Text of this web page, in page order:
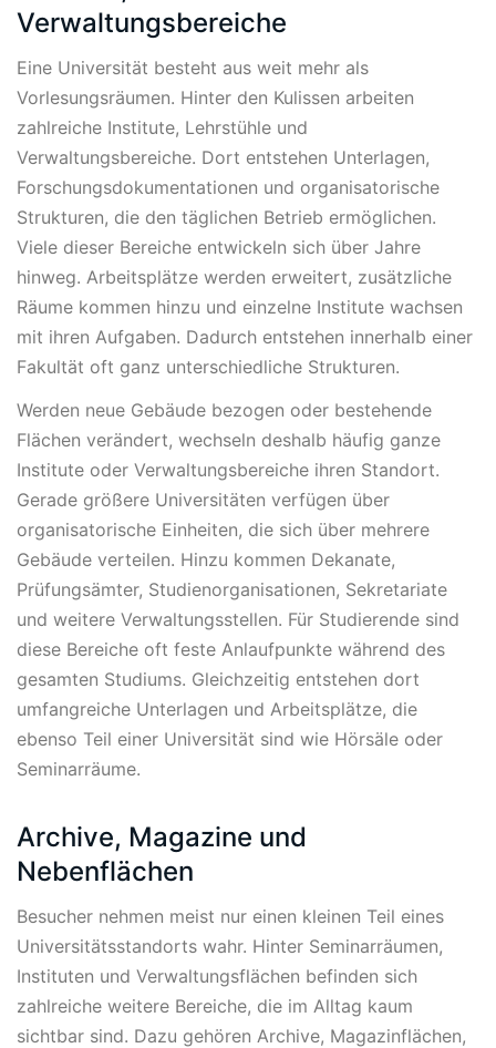
Verwaltungsbereiche
Eine Universität besteht aus weit mehr als
Vorlesungsräumen. Hinter den Kulissen arbeiten
zahlreiche Institute, Lehrstühle und
Verwaltungsbereiche. Dort entstehen Unterlagen,
Forschungsdokumentationen und organisatorische
Strukturen, die den täglichen Betrieb ermöglichen.
Viele dieser Bereiche entwickeln sich über Jahre
hinweg. Arbeitsplätze werden erweitert, zusätzliche
Räume kommen hinzu und einzelne Institute wachsen
mit ihren Aufgaben. Dadurch entstehen innerhalb einer
Fakultät oft ganz unterschiedliche Strukturen.
Werden neue Gebäude bezogen oder bestehende
Flächen verändert, wechseln deshalb häufig ganze
Institute oder Verwaltungsbereiche ihren Standort.
Gerade größere Universitäten verfügen über
organisatorische Einheiten, die sich über mehrere
Gebäude verteilen. Hinzu kommen Dekanate,
Prüfungsämter, Studienorganisationen, Sekretariate
und weitere Verwaltungsstellen. Für Studierende sind
diese Bereiche oft feste Anlaufpunkte während des
gesamten Studiums. Gleichzeitig entstehen dort
umfangreiche Unterlagen und Arbeitsplätze, die
ebenso Teil einer Universität sind wie Hörsäle oder
Seminarräume.
Archive, Magazine und
Nebenflächen
Besucher nehmen meist nur einen kleinen Teil eines
Universitätsstandorts wahr. Hinter Seminarräumen,
Instituten und Verwaltungsflächen befinden sich
zahlreiche weitere Bereiche, die im Alltag kaum
sichtbar sind. Dazu gehören Archive, Magazinflächen,